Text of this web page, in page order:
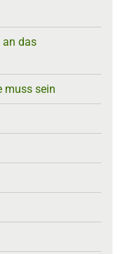
an das
muss sein